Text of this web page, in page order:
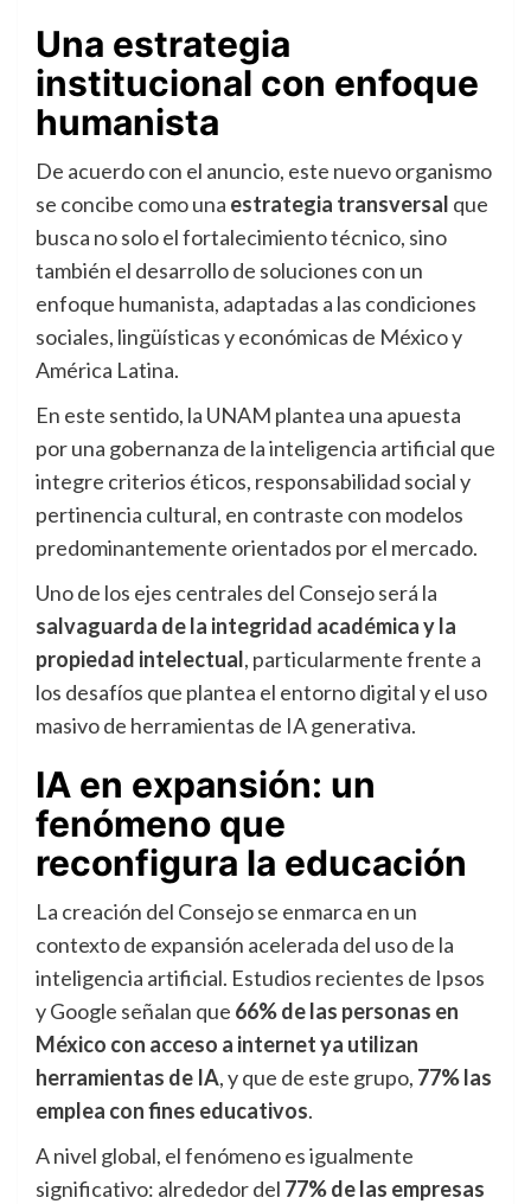
Una estrategia
institucional con enfoque
humanista
De acuerdo con el anuncio, este nuevo organismo
se concibe como una estrategia transversal que
busca no solo el fortalecimiento técnico, sino
también el desarrollo de soluciones con un
enfoque humanista, adaptadas a las condiciones
sociales, lingüísticas y económicas de México y
América Latina.
En este sentido, la UNAM plantea una apuesta
por una gobernanza de la inteligencia artificial que
integre criterios éticos, responsabilidad social y
pertinencia cultural, en contraste con modelos
predominantemente orientados por el mercado.
Uno de los ejes centrales del Consejo será la
salvaguarda de la integridad académica y la
propiedad intelectual, particularmente frente a
los desafíos que plantea el entorno digital y el uso
masivo de herramientas de IA generativa.
IA en expansión: un
fenómeno que
reconfigura la educación
La creación del Consejo se enmarca en un
contexto de expansión acelerada del uso de la
inteligencia artificial. Estudios recientes de Ipsos
y Google señalan que 66% de las personas en
México con acceso a internet ya utilizan
herramientas de IA, y que de este grupo, 77% las
emplea con fines educativos.
A nivel global, el fenómeno es igualmente
significativo: alrededor del 77% de las empresas